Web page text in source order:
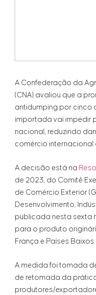
A Confederação da
(CNA) avaliou que a
antidumping por
importada vai impedir
nacional, reduzindo
comércio internacional
A decisão está na
de 2023, do Comitê
de Comércio Exterior
Desenvolvimento,
publicada nesta sexta
para o produto
França e Países Baixos.
A medida foi tomada
de retomada da
produtores/